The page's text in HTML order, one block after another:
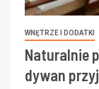
WNĘTRZE I DODATKI
Naturalnie
dywan